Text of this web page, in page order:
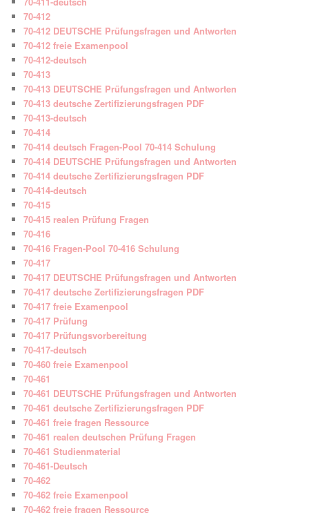
70-412
70-412 DEUTSCHE Prüfungsfragen und Antworten
70-412 freie Examenpool
70-412-deutsch
70-413
70-413 DEUTSCHE Prüfungsfragen und Antworten
70-413 deutsche Zertifizierungsfragen PDF
70-413-deutsch
70-414
70-414 deutsch Fragen-Pool 70-414 Schulung
70-414 DEUTSCHE Prüfungsfragen und Antworten
70-414 deutsche Zertifizierungsfragen PDF
70-414-deutsch
70-415
70-415 realen Prüfung Fragen
70-416
70-416 Fragen-Pool 70-416 Schulung
70-417
70-417 DEUTSCHE Prüfungsfragen und Antworten
70-417 deutsche Zertifizierungsfragen PDF
70-417 freie Examenpool
70-417 Prüfung
70-417 Prüfungsvorbereitung
70-417-deutsch
70-460 freie Examenpool
70-461
70-461 DEUTSCHE Prüfungsfragen und Antworten
70-461 deutsche Zertifizierungsfragen PDF
70-461 freie fragen Ressource
70-461 realen deutschen Prüfung Fragen
70-461 Studienmaterial
70-461-Deutsch
70-462
70-462 freie Examenpool
70-462 freie fragen Ressource